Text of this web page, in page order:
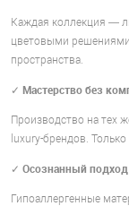
Каждая коллекция —
цветовыми
пространства.
✓ Мастерство без
Производство на тех
luxury-брендов.
✓ Осознанный подход
Гипоаллергенные